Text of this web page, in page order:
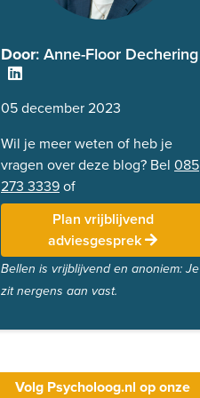
Door: Anne-Floor Dechering
05 december 2023
Wil je meer weten of heb je
vragen over deze blog? Bel 085
273 3339of
Plan vrijblijvend
adviesgesprek
Bellen is vrijblijvend en anoniem: Je
zit nergens aan vast.
Volg Psycholoog.nl op onze